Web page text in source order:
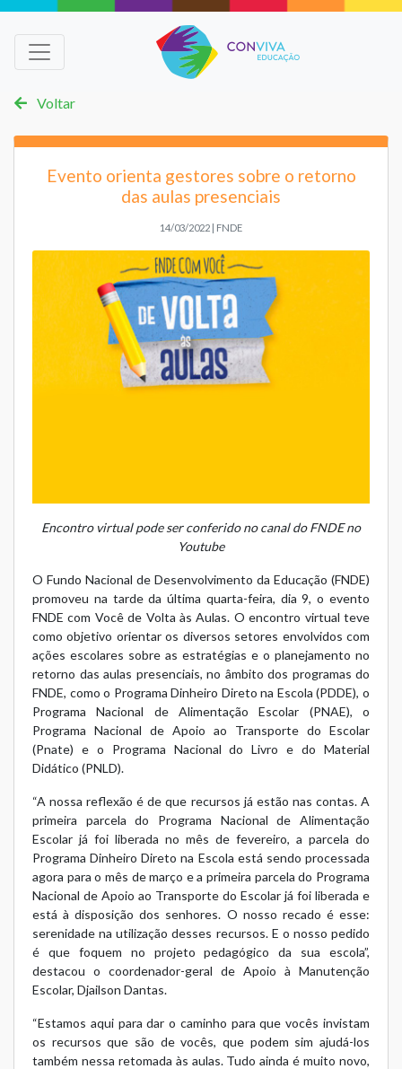
Voltar
Evento orienta gestores sobre o retorno
das aulas presenciais
14/03/2022 | FNDE
Encontro virtual pode ser conferido no canal do FNDE no
Youtube
O Fundo Nacional de Desenvolvimento da Educação (FNDE)
promoveu na tarde da última quarta-feira, dia 9, o evento
FNDE com Você de Volta às Aulas. O encontro virtual teve
como objetivo orientar os diversos setores envolvidos com
ações escolares sobre as estratégias e o planejamento no
retorno das aulas presenciais, no âmbito dos programas do
FNDE, como o Programa Dinheiro Direto na Escola (PDDE), o
Programa Nacional de Alimentação Escolar (PNAE), o
Programa Nacional de Apoio ao Transporte do Escolar
(Pnate) e o Programa Nacional do Livro e do Material
Didático (PNLD).
“A nossa reflexão é de que recursos já estão nas contas. A
primeira parcela do Programa Nacional de Alimentação
Escolar já foi liberada no mês de fevereiro, a parcela do
Programa Dinheiro Direto na Escola está sendo processada
agora para o mês de março e a primeira parcela do Programa
Nacional de Apoio ao Transporte do Escolar já foi liberada e
está à disposição dos senhores. O nosso recado é esse:
serenidade na utilização desses recursos. E o nosso pedido
é que foquem no projeto pedagógico da sua escola”,
destacou o coordenador-geral de Apoio à Manutenção
Escolar, Djailson Dantas.
“Estamos aqui para dar o caminho para que vocês invistam
os recursos que são de vocês, que podem sim ajudá-los
também nessa retomada às aulas. Tudo ainda é muito novo,